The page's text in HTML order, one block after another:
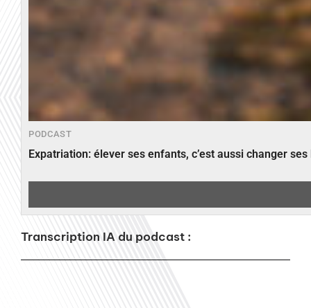
PODCAST
Expatriation: élever ses enfants, c’est aussi changer
Transcription IA du podcast :